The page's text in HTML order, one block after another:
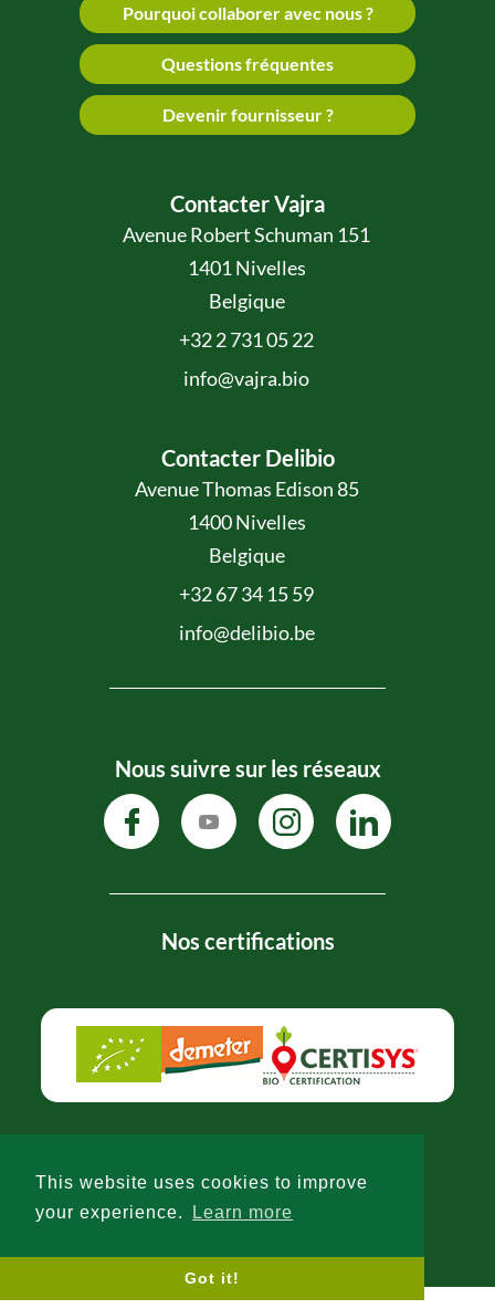
This website uses cookies to improve
your experience.
Learn more
Got it!
Pourquoi collaborer avec nous ?
Questions fréquentes
Devenir fournisseur ?
Contacter Vajra
Avenue Robert Schuman 151
1401 Nivelles
Belgique
+32 2 731 05 22
info@vajra.bio
Contacter Delibio
Avenue Thomas Edison 85
1400 Nivelles
Belgique
+32 67 34 15 59
info@delibio.be
Nous suivre sur les réseaux
Nos certifications